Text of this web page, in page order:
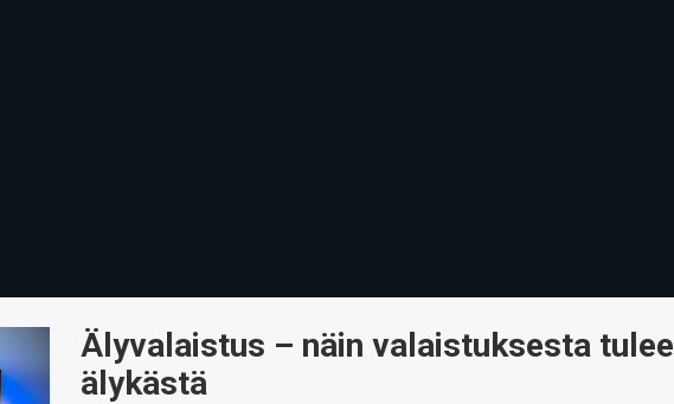
Älyvalaistus – näin valaistuksesta tulee
älykästä